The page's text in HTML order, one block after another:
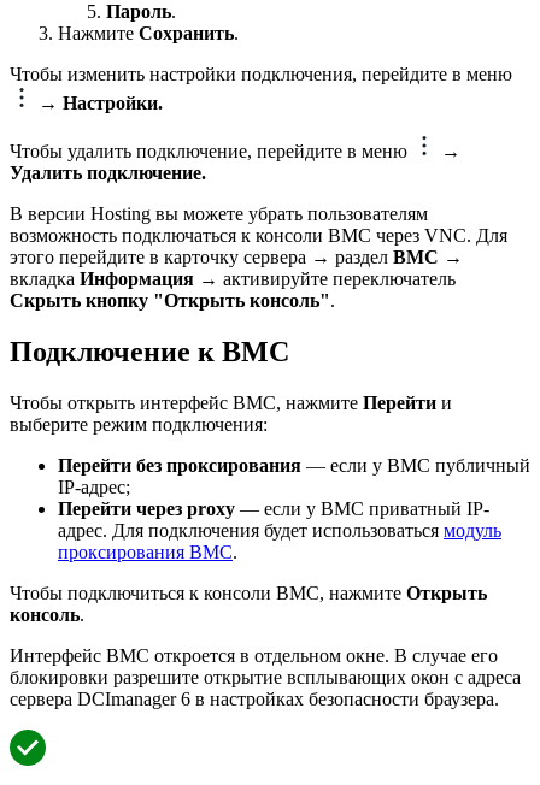
Пароль.
Нажмите Сохранить.
Чтобы изменить настройки подключения, перейдите в меню
→ Настройки.
Чтобы удалить подключение, перейдите в меню
→
Удалить подключение.
В версии Hosting вы можете убрать пользователям
возможность подключаться к консоли BMC через VNC. Для
этого перейдите в карточку сервера → раздел BMC →
вкладка Информация → активируйте переключатель
Скрыть кнопку "Открыть консоль".
Подключение к BMC
Чтобы открыть интерфейс BMC, нажмите Перейти и
выберите режим подключения:
Перейти без проксирования — если у BMC публичный
IP-адрес;
Перейти через proxy — если у BMC приватный IP-
адрес. Для подключения будет использоваться модуль
проксирования BMC.
Чтобы подключиться к консоли BMC, нажмите Открыть
консоль.
Интерфейс BMC откроется в отдельном окне. В случае его
блокировки разрешите открытие всплывающих окон с адреса
сервера DCImanager 6 в настройках безопасности браузера.